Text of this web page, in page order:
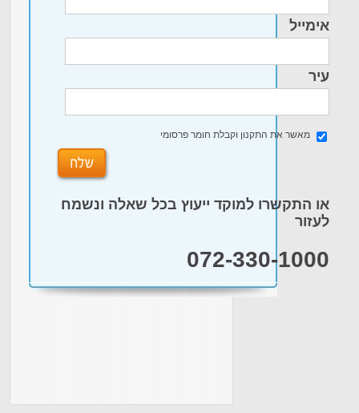
אימייל
עיר
מאשר את התקנון וקבלת חומר פרסומי
או התקשרו למוקד ייעוץ בכל שאלה ונשמח
לעזור
072-330-1000